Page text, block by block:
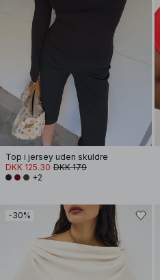
Top i jersey uden skuldre
DKK 125.30 DKK 179
+2
-30%